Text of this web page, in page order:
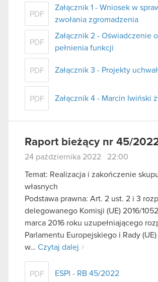
PDF
Załącznik 1 - Wniosek w
zwołania zgromadzenia
PDF
Załącznik 2 - Oświadczenie
pełnienia funkcji
PDF Załącznik 3 - Projekty uchwał
PDF Załącznik 4 - Marcin Iwiński
Raport bieżący nr 45/
24 października 2022 22:00
Temat: Realizacja i zakończenie
własnych
Podstawa prawna: Art. 2 ust. 2 i 3
delegowanego Komisji (UE) 2016/
marca 2016 roku uzupełniającego
Parlamentu Europejskiego i Rady
w… Czytaj dalej
PDF ESPI - RB 45/2022